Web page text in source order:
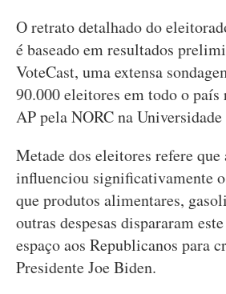
O retrato detalhado do
é baseado em resultados
VoteCast, uma extensa
90.000 eleitores em todo o país
AP pela NORC na
Metade dos eleitores refere que
influenciou significativamente
que produtos alimentares,
outras despesas dispararam
espaço aos Republicanos para
Presidente Joe Biden.